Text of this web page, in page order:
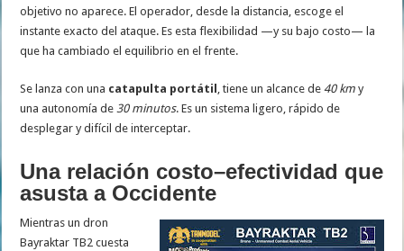
objetivo no aparece. El operador, desde la distancia, escoge el
instante exacto del ataque. Es esta flexibilidad —y su bajo costo— la
que ha cambiado el equilibrio en el frente.
Se lanza con una catapulta portátil , tiene un alcance de40 km y
una autonomía de30 minutos. Es un sistema ligero, rápido de
desplegar y difícil de interceptar.
Una relación costo–efectividad que
asusta a Occidente
Mientras un dron
Bayraktar TB2 cuesta